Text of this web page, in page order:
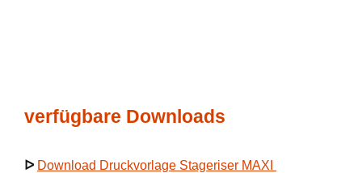
verfügbare Downloads
ᐅ Download Druckvorlage Stageriser MAXI